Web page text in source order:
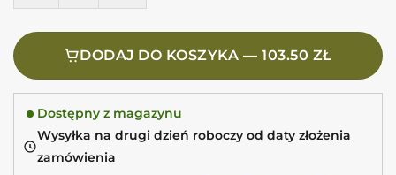
DODAJ DO KOSZYKA — 103.50 ZŁ
Dostępny z magazynu
Wysyłka na drugi dzień roboczy od daty złożenia
zamówienia